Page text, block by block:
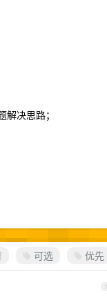
决思路；
可选 优先
1